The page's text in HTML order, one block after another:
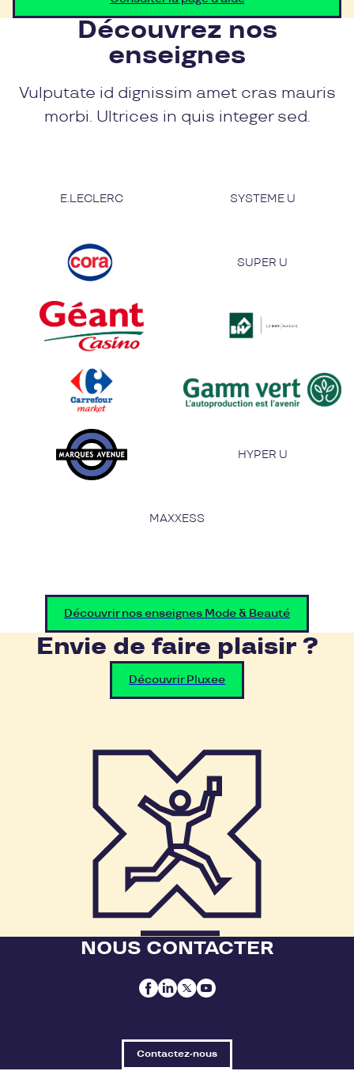
Découvrez nos
enseignes
Vulputate id dignissim amet cras mauris
morbi. Ultrices in quis integer sed.
E.LECLERC SYSTEME U
SUPER U
HYPER U
MAXXESS
Découvrir nos enseignes Mode & Beauté
Envie de faire plaisir ?
Découvrir Pluxee
NOUS CONTACTER
Contactez-nous